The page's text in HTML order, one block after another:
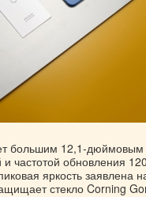
большим 12,1-дюймовым
частотой обновления
яркость заявлена
стекло Corning